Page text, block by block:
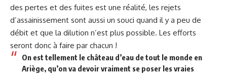
des pertes et des fuites est une réalité, les rejets
d’assainissement sont aussi un souci quand il y a peu de
débit et que la dilution n’est plus possible. Les efforts
seront donc à faire par chacun !
On est tellement le château d’eau de tout le monde en
Ariège, qu’on va devoir vraiment se poser les vraies